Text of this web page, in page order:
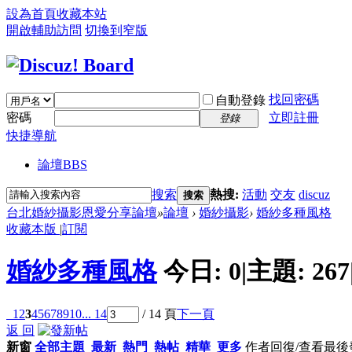
設為首頁收藏本站
開啟輔助訪問 切換到窄版
自動登錄 找回密碼
密碼
登錄
立即註冊
快捷導航
論壇BBS
搜索 搜索 熱搜: 活動 交友 discuz
台北婚紗攝影恩愛分享論壇»論壇 › 婚紗攝影› 婚紗多種風格
收藏本版 |訂閱
婚紗多種風格 今日: 0|主題: 267
1 2345678910... 14 / 14 頁下一頁
返 回
新窗 全部主題 最新 熱門 熱帖 精華 更多 作者回復/查看最後